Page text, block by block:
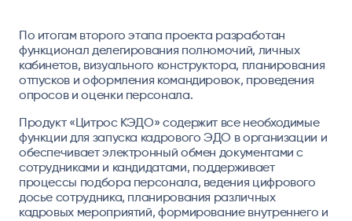
По итогам второго этапа проекта разработан
функционал делегирования полномочий, личных
кабинетов, визуального конструктора, планирования
отпусков и оформления командировок, проведения
опросов и оценки персонала.
Продукт «Цитрос КЭДО» содержит все необходимые
функции для запуска кадрового ЭДО в организации и
обеспечивает электронный обмен документами с
сотрудниками и кандидатами, поддерживает
процессы подбора персонала, ведения цифрового
досье сотрудника, планирования различных
кадровых мероприятий, формирование внутреннего и